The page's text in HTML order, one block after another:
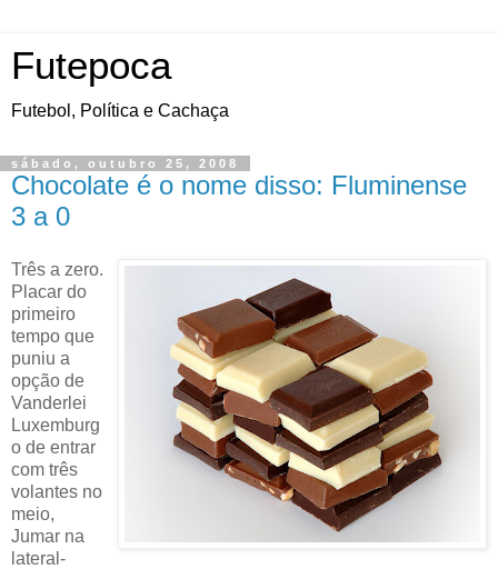
Futepoca
Futebol, Política e Cachaça
sábado, outubro 25, 2008
Chocolate é o nome disso: Fluminense
3 a 0
Três a zero.
Placar do
primeiro
tempo que
puniu a
opção de
Vanderlei
Luxemburg
o de entrar
com três
volantes no
meio,
Jumar na
lateral-